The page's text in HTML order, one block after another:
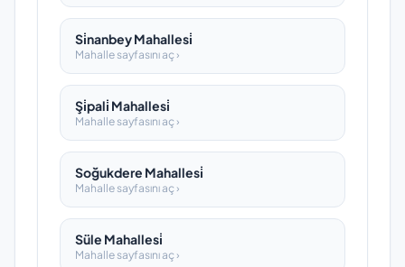
Si̇nanbey Mahallesi̇
Mahalle sayfasını aç ›
Şi̇pali̇ Mahallesi̇
Mahalle sayfasını aç ›
Soğukdere Mahallesi̇
Mahalle sayfasını aç ›
Süle Mahallesi̇
Mahalle sayfasını aç ›